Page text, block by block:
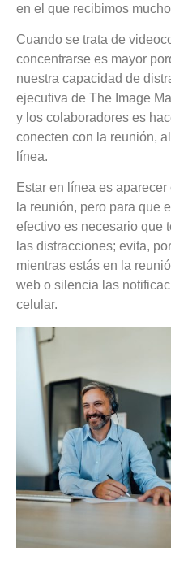
en el que recibimos
Cuando se trata de
concentrarse es mayor
nuestra capacidad de
ejecutiva de The Image
y los colaboradores es
conecten con la reunión,
línea.
Estar en línea es
la reunión, pero para que
efectivo es necesario que
las distracciones; evita,
mientras estás en la
web o silencia las
celular.